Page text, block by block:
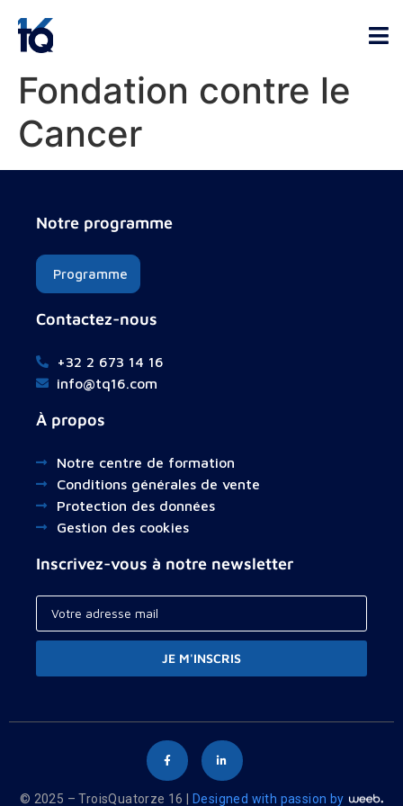
Fondation contre le
Cancer
Notre programme
Programme
Contactez-nous
+32 2 673 14 16
info@tq16.com
À propos
Notre centre de formation
Conditions générales de vente
Protection des données
Gestion des cookies
Inscrivez-vous à notre newsletter
JE M'INSCRIS
© 2025 – TroisQuatorze 16 | Designed with passion byYour